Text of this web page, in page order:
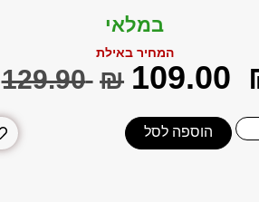
במלאי
המחיר באילת
‎129.90 ₪ ‎109.00
הוספה לסל